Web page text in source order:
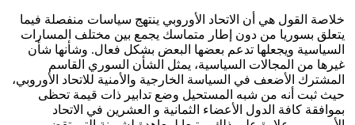
خلاصة القول هي أن الاتحاد الأوروبي ينتهج سياسات منفصلة فيما
يتعلق بسوريا من دون إطار متماسك يجمع بين مختلف المسارات
السياسية ويجعلها تدعم بعضها البعض بشكل فعال. وشأنها شأن
غيرها من المجالات السياسية، يمثل الشأن السوري القاسم
المشترك الأضعف في السياسة الخارجية والأمنية للاتحاد الأوروبي،
حيث ثبت أنه من شبه المستحيل وضع تدابير ذات قيمة تحظى
بموافقة كافة الدول الأعضاء الثمانية و العشرين في الاتحاد